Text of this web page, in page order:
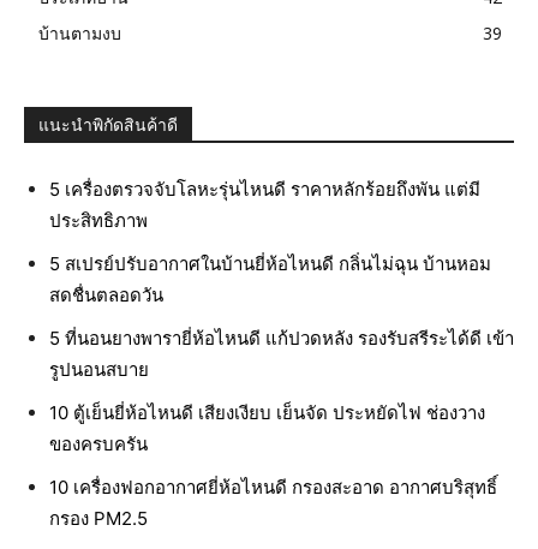
บ้านตามงบ
39
แนะนำพิกัดสินค้าดี
5 เครื่องตรวจจับโลหะรุ่นไหนดี ราคาหลักร้อยถึงพัน แต่มี
ประสิทธิภาพ
5 สเปรย์ปรับอากาศในบ้านยี่ห้อไหนดี กลิ่นไม่ฉุน บ้านหอม
สดชื่นตลอดวัน
5 ที่นอนยางพารายี่ห้อไหนดี แก้ปวดหลัง รองรับสรีระได้ดี เข้า
รูปนอนสบาย
10 ตู้เย็นยี่ห้อไหนดี เสียงเงียบ เย็นจัด ประหยัดไฟ ช่องวาง
ของครบครัน
10 เครื่องฟอกอากาศยี่ห้อไหนดี กรองสะอาด อากาศบริสุทธิ์
กรอง PM2.5